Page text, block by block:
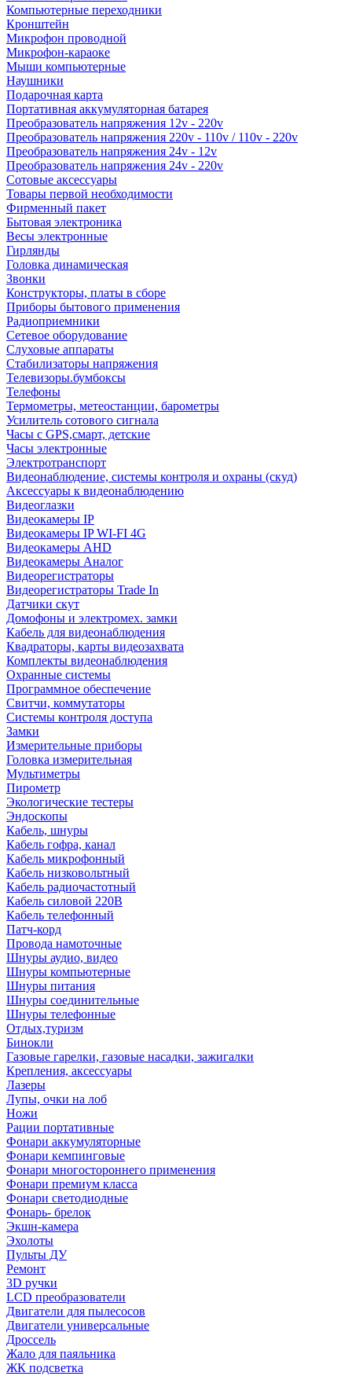
Компьютерные переходники
Кронштейн
Микрофон проводной
Микрофон-караоке
Мыши компьютерные
Наушники
Подарочная карта
Портативная аккумуляторная батарея
Преобразователь напряжения 12v - 220v
Преобразователь напряжения 220v - 110v / 110v - 220v
Преобразователь напряжения 24v - 12v
Преобразователь напряжения 24v - 220v
Сотовые аксессуары
Товары первой необходимости
Фирменный пакет
Бытовая электроника
Весы электронные
Гирлянды
Головка динамическая
Звонки
Конструкторы, платы в сборе
Приборы бытового применения
Радиоприемники
Сетевое оборудование
Слуховые аппараты
Стабилизаторы напряжения
Телевизоры.бумбоксы
Телефоны
Термометры, метеостанции, барометры
Усилитель сотового сигнала
Часы с GPS,смарт, детские
Часы электронные
Электротранспорт
Видеонаблюдение, системы контроля и охраны (скуд)
Аксессуары к видеонаблюдению
Видеоглазки
Видеокамеры IP
Видеокамеры IP WI-FI 4G
Видеокамеры AHD
Видеокамеры Аналог
Видеорегистраторы
Видеорегистраторы Trade In
Датчики скут
Домофоны и электромех. замки
Кабель для видеонаблюдения
Квадраторы, карты видеозахвата
Комплекты видеонаблюдения
Охранные системы
Программное обеспечение
Свитчи, коммутаторы
Системы контроля доступа
Замки
Измерительные приборы
Головка измерительная
Мультиметры
Пирометр
Экологические тестеры
Эндоскопы
Кабель, шнуры
Кабель гофра, канал
Кабель микрофонный
Кабель низковольтный
Кабель радиочастотный
Кабель силовой 220В
Кабель телефонный
Патч-корд
Провода намоточные
Шнуры аудио, видео
Шнуры компьютерные
Шнуры питания
Шнуры соединительные
Шнуры телефонные
Отдых,туризм
Бинокли
Газовые гарелки, газовые насадки, зажигалки
Крепления, аксессуары
Лазеры
Лупы, очки на лоб
Ножи
Рации портативные
Фонари аккумуляторные
Фонари кемпинговые
Фонари многостороннего применения
Фонари премиум класса
Фонари светодиодные
Фонарь- брелок
Экшн-камера
Эхолоты
Пульты ДУ
Ремонт
3D ручки
LCD преобразователи
Двигатели для пылесосов
Двигатели универсальные
Дроссель
Жало для паяльника
ЖК подсветка